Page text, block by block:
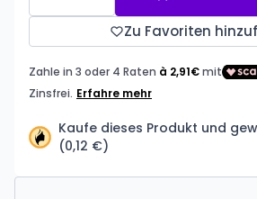
Zu Favoriten
Kaufe dieses Produkt und
(0,12 €)